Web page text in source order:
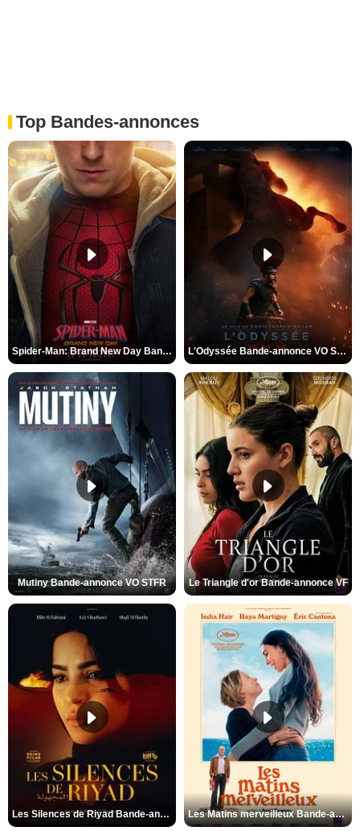
Top Bandes-annonces
Spider-Man: Brand New Day Bande-annonce VO STFR L'Odyssée Bande-annonce VO STFR
Mutiny Bande-annonce VO STFR Le Triangle d'or Bande-annonce VF
Les Silences de Riyad Bande-annonce VO STFR Les Matins merveilleux Bande-annonce VF